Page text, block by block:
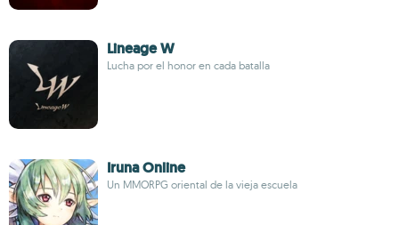
Lineage W
Lucha por el honor en cada batalla
Iruna Online
Un MMORPG oriental de la vieja escuela